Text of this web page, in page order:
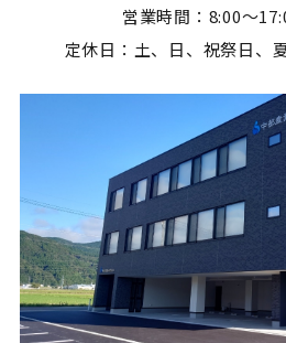
営業時間：8:00～
定休日：土、日、祝祭日、